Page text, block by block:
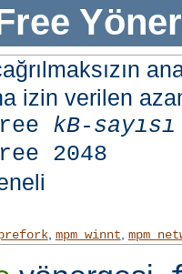
izin verilen
kB-sayısı
2048
, mpm_winnt